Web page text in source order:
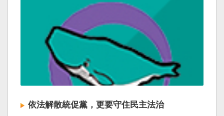
依法解散統促黨，更要守住民主法治